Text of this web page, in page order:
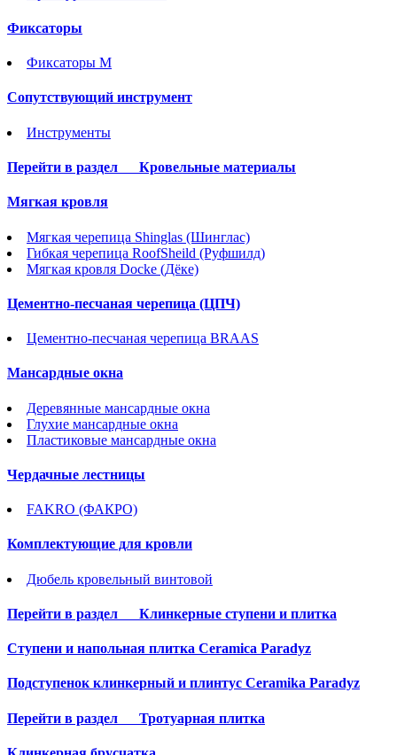
Фиксаторы
Фиксаторы М
Сопутствующий инструмент
Инструменты
Перейти в раздел Кровельные материалы
Мягкая кровля
Мягкая черепица Shinglas (Шинглас)
Гибкая черепица RoofSheild (Руфшилд)
Мягкая кровля Docke (Дёке)
Цементно-песчаная черепица (ЦПЧ)
Цементно-песчаная черепица BRAAS
Мансардные окна
Деревянные мансардные окна
Глухие мансардные окна
Пластиковые мансардные окна
Чердачные лестницы
FAKRO (ФАКРО)
Комплектующие для кровли
Дюбель кровельный винтовой
Перейти в раздел Клинкерные ступени и плитка
Cтупени и напольная плитка Ceramica Paradyz
Подступенок клинкерный и плинтус Ceramika Paradyz
Перейти в раздел Тротуарная плитка